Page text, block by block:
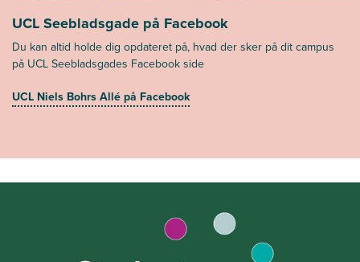
UCL Seebladsgade på Facebook
Du kan altid holde dig opdateret på, hvad der sker på dit campus
på UCL Seebladsgades Facebook side
UCL Niels Bohrs Allé på Facebook